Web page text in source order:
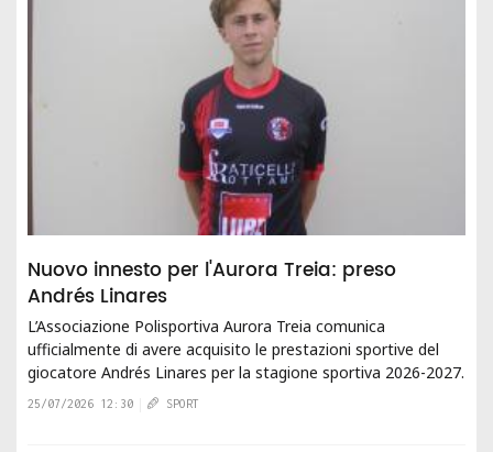
Nuovo innesto per l'Aurora Treia: preso
Andrés Linares
L’Associazione Polisportiva Aurora Treia comunica
ufficialmente di avere acquisito le prestazioni sportive del
giocatore Andrés Linares per la stagione sportiva 2026-2027.
Estremo difensore spagnolo...
25/07/2026 12:30 SPORT